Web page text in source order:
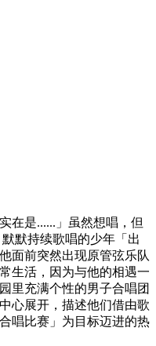
在是......」虽然想唱，但
默持续歌唱的少年「出
面前突然出现原管弦乐队
生活，因为与他的相遇一
里充满个性的男子合唱团
心展开，描述他们借由歌
唱比赛」为目标迈进的热